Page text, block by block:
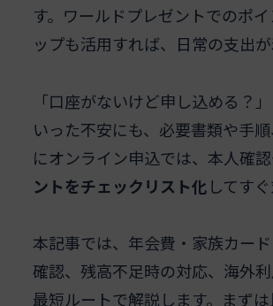
す。ワールドプレゼントでのポ
ップも活用すれば、日常の支出
「口座がないけど申し込める？
いった不安にも、必要書類や手
にオンライン申込では、本人確
ントをチェックリスト化してす
本記事では、年会費・家族カー
確認、残高不足時の対応、海外
最短ルートで解説します。まず